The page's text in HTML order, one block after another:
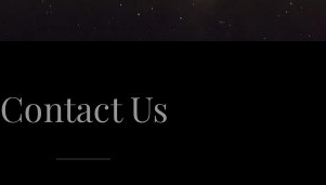
Contact Us